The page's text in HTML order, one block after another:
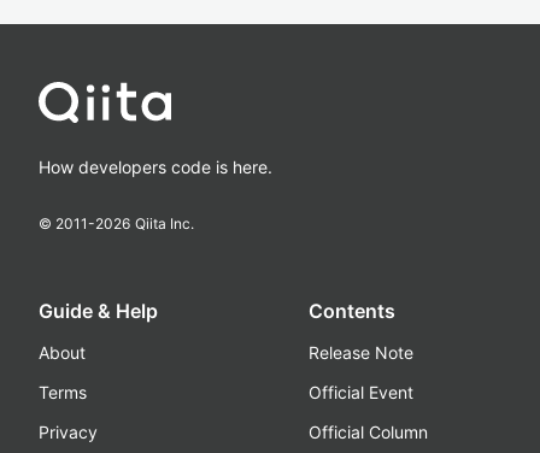
How developers code is here.
© 2011-2026 Qiita Inc.
Guide & Help
About
Terms
Privacy
Contents
Release Note
Official Event
Official Column